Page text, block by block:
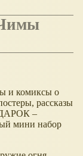
и комиксы о
рассказы
–
мини набор